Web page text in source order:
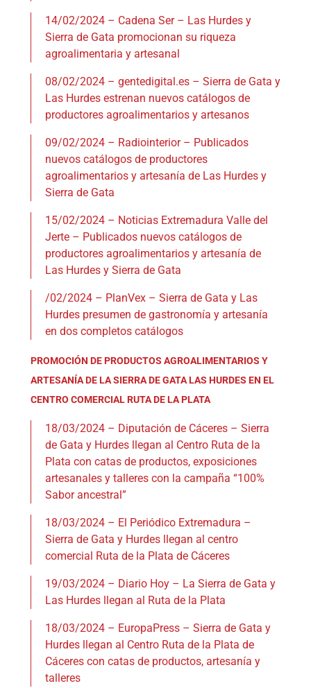
14/02/2024 – Cadena Ser – Las Hurdes y
Sierra de Gata promocionan su riqueza
agroalimentaria y artesanal
08/02/2024 – gentedigital.es – Sierra de Gata y
Las Hurdes estrenan nuevos catálogos de
productores agroalimentarios y artesanos
09/02/2024 – Radiointerior – Publicados
nuevos catálogos de productores
agroalimentarios y artesanía de Las Hurdes y
Sierra de Gata
15/02/2024 – Noticias Extremadura Valle del
Jerte – Publicados nuevos catálogos de
productores agroalimentarios y artesanía de
Las Hurdes y Sierra de Gata
/02/2024 – PlanVex – Sierra de Gata y Las
Hurdes presumen de gastronomía y artesanía
en dos completos catálogos
PROMOCIÓN DE PRODUCTOS AGROALIMENTARIOS Y
ARTESANÍA DE LA SIERRA DE GATA LAS HURDES EN EL
CENTRO COMERCIAL RUTA DE LA PLATA
18/03/2024 – Diputación de Cáceres – Sierra
de Gata y Hurdes llegan al Centro Ruta de la
Plata con catas de productos, exposiciones
artesanales y talleres con la campaña “100%
Sabor ancestral”
18/03/2024 – El Periódico Extremadura –
Sierra de Gata y Hurdes llegan al centro
comercial Ruta de la Plata de Cáceres
19/03/2024 – Diario Hoy – La Sierra de Gata y
Las Hurdes llegan al Ruta de la Plata
18/03/2024 – EuropaPress – Sierra de Gata y
Hurdes llegan al Centro Ruta de la Plata de
Cáceres con catas de productos, artesanía y
talleres